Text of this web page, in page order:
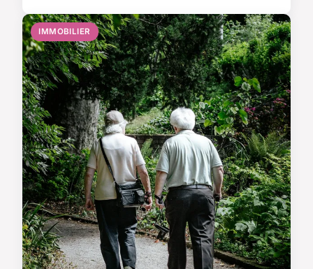
IMMOBILIER